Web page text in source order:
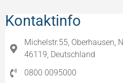
Kontaktinfo
Michelstr.55, Oberhausen,
46119, Deutschland
0800 0095000